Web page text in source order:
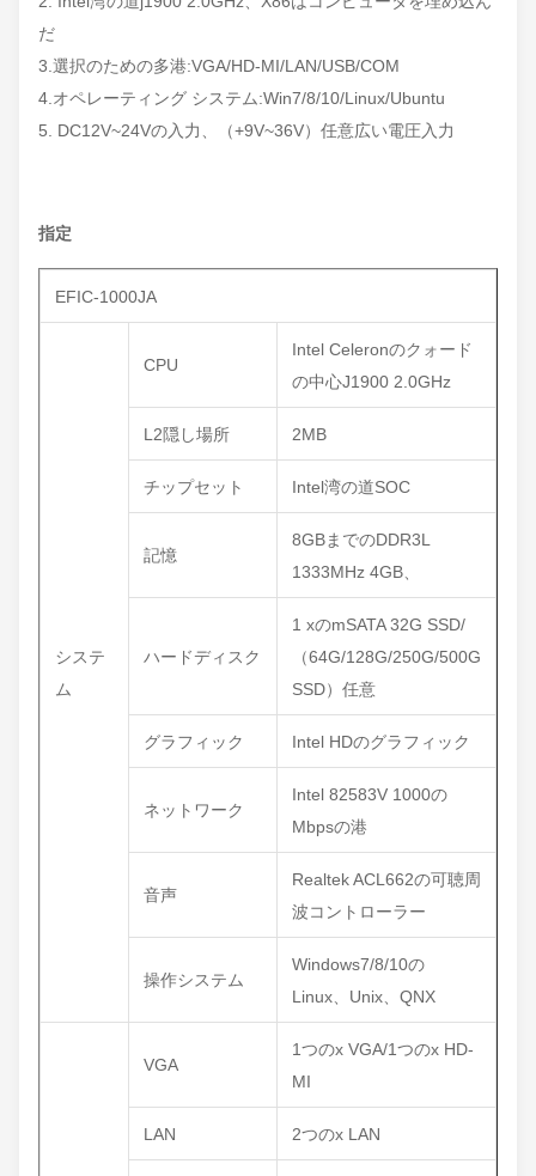
だ
3.選択のための多港:VGA/HD-MI/LAN/USB/COM
4.オペレーティング システム:Win7/8/10/Linux/Ubuntu
5. DC12V~24Vの入力、（+9V~36V）任意広い電圧入力
指定
EFIC-1000JA
システ
ム
CPU
Intel Celeronのクォード
の中心J1900 2.0GHz
L2隠し場所 2MB
チップセット Intel湾の道SOC
記憶
8GBまでのDDR3L
1333MHz 4GB、
ハードディスク
1 xのmSATA 32G SSD/
（64G/128G/250G/500G
SSD）任意
グラフィック Intel HDのグラフィック
ネットワーク
Intel 82583V 1000の
Mbpsの港
音声
Realtek ACL662の可聴周
波コントローラー
操作システム
Windows7/8/10の
Linux、Unix、QNX
VGA
1つのx VGA/1つのx HD-
MI
LAN 2つのx LAN